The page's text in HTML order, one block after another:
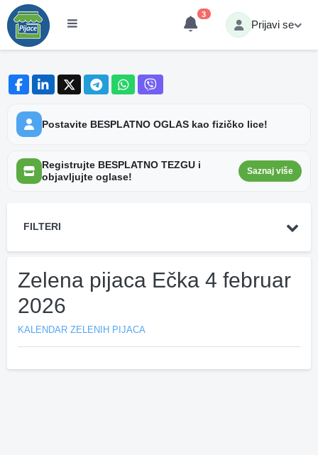
3
Prijavi se
Postavite BESPLATNO OGLAS kao fizičko lice!
Registrujte BESPLATNO TEZGU i
objavljujte oglase!
Saznaj više
FILTERI
Zelena pijaca Ečka 4 februar
2026
KALENDAR ZELENIH PIJACA